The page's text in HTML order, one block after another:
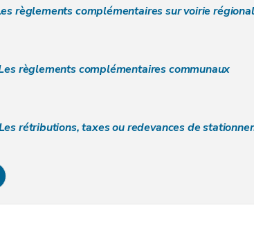
complémentaires sur voirie régionale ou déterminant les
règlements complémentaires communaux
rétributions, taxes ou redevances de